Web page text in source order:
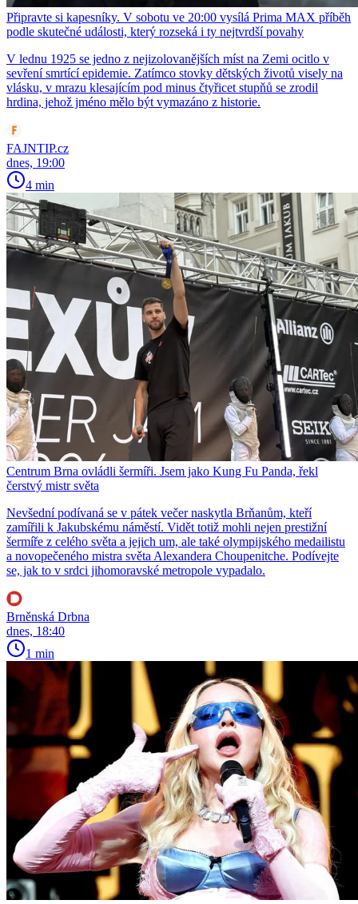
Připravte si kapesníky. V sobotu ve 20:00 vysílá Prima MAX příběh
podle skutečné události, který rozseká i ty nejtvrdší povahy
V lednu 1925 se jedno z nejizolovanějších míst na Zemi ocitlo v
sevření smrtící epidemie. Zatímco stovky dětských životů visely na
vlásku, v mrazu klesajícím pod minus čtyřicet stupňů se zrodil
hrdina, jehož jméno mělo být vymazáno z historie.
FAJNTIP.cz
dnes, 19:00
4 min
Centrum Brna ovládli šermíři. Jsem jako Kung Fu Panda, řekl
čerstvý mistr světa
Nevšední podívaná se v pátek večer naskytla Brňanům, kteří
zamířili k Jakubskému náměstí. Vidět totiž mohli nejen prestižní
šermíře z celého světa a jejich um, ale také olympijského medailistu
a novopečeného mistra světa Alexandera Choupenitche. Podívejte
se, jak to v srdci jihomoravské metropole vypadalo.
Brněnská Drbna
dnes, 18:40
1 min